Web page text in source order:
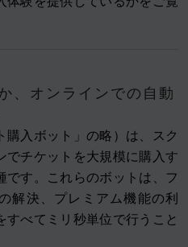
、オンラインでの自動
購入ボット」の略）は、スク
でチケットを大規模に購入す
です。これらのボットは、フ
解決、プレミアム機能の利
べてミリ秒単位で行うこと